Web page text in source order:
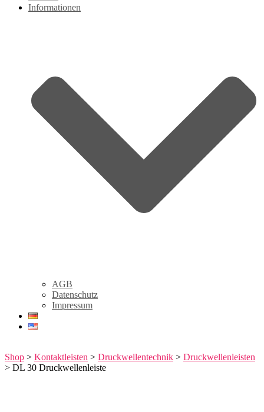
Informationen
AGB
Datenschutz
Impressum
Shop > Kontaktleisten > Druckwellentechnik > Druckwellenleisten
> DL 30 Druckwellenleiste